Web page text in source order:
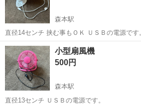
森本駅
直径14センチ 挟む事もＯＫ ＵＳＢの電源です
石川 金沢市 森本駅
小型扇風機
500円
森本駅
直径13センチ ＵＳＢの電源です。